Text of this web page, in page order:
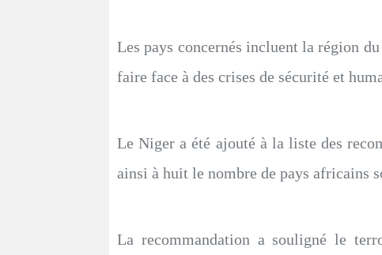
Les pays concernés incluent la région
faire face à des crises de sécurité et
Le Niger a été ajouté à la liste des
ainsi à huit le nombre de pays africains
La recommandation a souligné le